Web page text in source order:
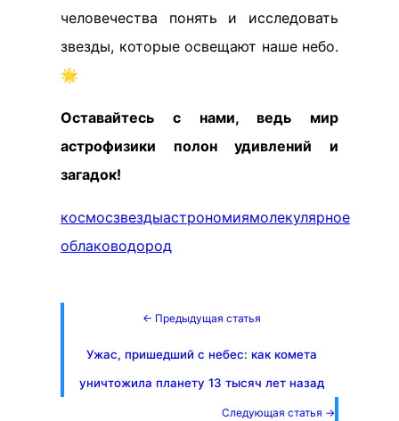
человечества понять и исследовать
звезды, которые освещают наше небо.
🌟
Оставайтесь с нами, ведь мир
астрофизики полон удивлений и
загадок!
космосзвездыастрономиямолекулярное
облаководород
← Предыдущая статья
Ужас, пришедший с небес: как комета
уничтожила планету 13 тысяч лет назад
Следующая статья →